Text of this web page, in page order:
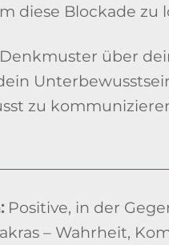
diese Blockade zu
über
zu
Positive, in der
– Wahrheit,